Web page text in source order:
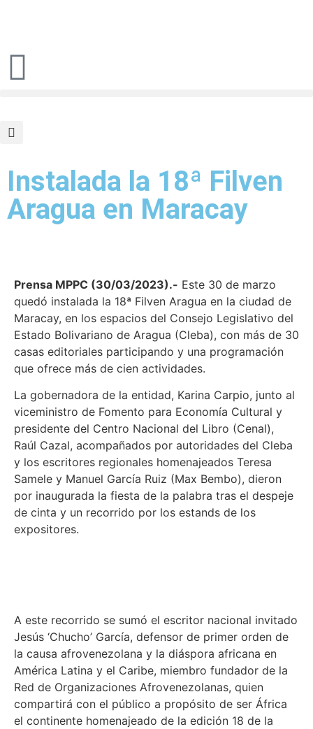
Instalada la 18ª Filven
Aragua en Maracay
Prensa MPPC (30/03/2023).- Este 30 de marzo
quedó instalada la 18ª Filven Aragua en la ciudad de
Maracay, en los espacios del Consejo Legislativo del
Estado Bolivariano de Aragua (Cleba), con más de 30
casas editoriales participando y una programación
que ofrece más de cien actividades.
La gobernadora de la entidad, Karina Carpio, junto al
viceministro de Fomento para Economía Cultural y
presidente del Centro Nacional del Libro (Cenal),
Raúl Cazal, acompañados por autoridades del Cleba
y los escritores regionales homenajeados Teresa
Samele y Manuel García Ruiz (Max Bembo), dieron
por inaugurada la fiesta de la palabra tras el despeje
de cinta y un recorrido por los estands de los
expositores.
A este recorrido se sumó el escritor nacional invitado
Jesús ‘Chucho’ García, defensor de primer orden de
la causa afrovenezolana y la diáspora africana en
América Latina y el Caribe, miembro fundador de la
Red de Organizaciones Afrovenezolanas, quien
compartirá con el público a propósito de ser África
el continente homenajeado de la edición 18 de la